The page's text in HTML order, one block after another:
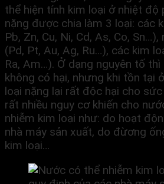
thể hiện tính kim loại ở nhiệt độ
nặng được chia làm 3 loại: các
Pb, Zn, Cu, Ni, Cd, As, Co,
(Pd, Pt, Au, Ag, Ru…), các kim
Ra, Am…). Ở dạng nguyên tố thì
không có hại, nhưng khi tồn tại
loại nặng lại rất độc hại cho
rất nhiều nguy cơ khiến cho
nhiễm kim loại như: do hoạt
nhà máy sản xuất, do đừơng
kim loại…